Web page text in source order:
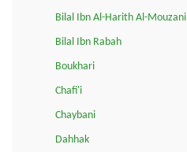
Bilal Ibn Al-Harith Al-Mouzani
Bilal Ibn Rabah
Boukhari
Chafi'i
Chaybani
Dahhak